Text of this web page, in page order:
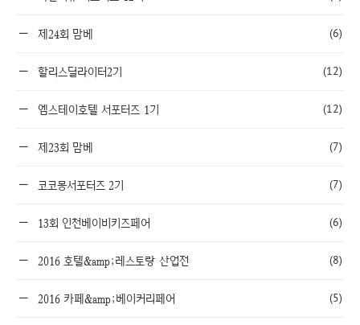
제24회 맘베 (6)
할리스딜라이터2기 (12)
엠스테이호텔 서포터즈 1기 (12)
제23회 맘베 (7)
코코몽서포터즈 2기 (7)
13회 인천베이비키즈페어 (6)
2016 호텔&amp;레스토랑 산업전 (8)
2016 카페&amp;베이커리페어 (5)